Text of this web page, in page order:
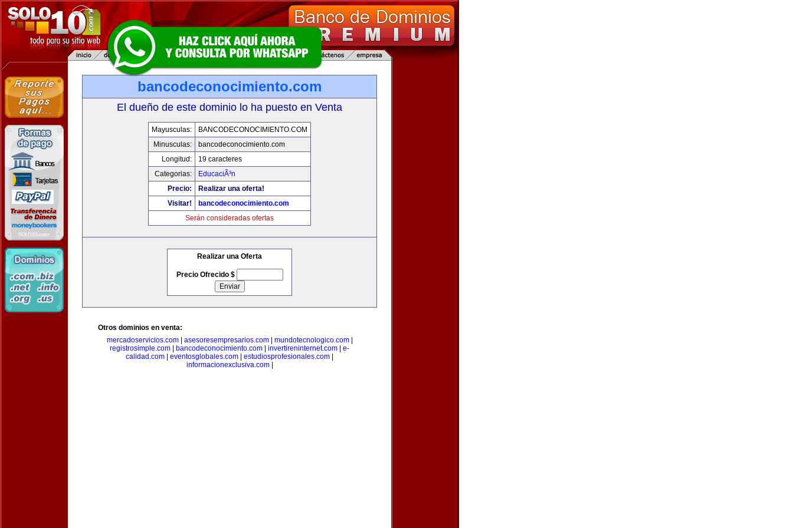
bancodeconocimiento.com
El dueño de este dominio lo ha puesto en Venta
Mayusculas:
BANCODECONOCIMIENTO.COM
Minusculas:
bancodeconocimiento.com
Longitud:
19 caracteres
Categorias:
EducaciÃ³n
Precio:
Realizar una oferta!
Visitar!
bancodeconocimiento.com
Serán consideradas ofertas
Realizar una Oferta
Precio Ofrecido $
Otros dominios en venta:
mercadoservicios.com| asesoresempresarios.com| mundotecnologico.com|
registrosimple.com
bancodeconocimiento.com invertireninternet.com
e-
calidad.com
eventosglobales.com estudiosprofesionales.com
informacionexclusiva.com|